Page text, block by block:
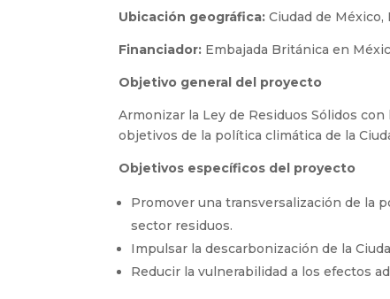
Ubicación geográfica:Ciudad de México,
Financiador: Embajada Británica en
Objetivo general del proyecto
Armonizar la Ley de Residuos Sólidos
objetivos de la política climática de la
Objetivos específicos del proyecto
Promover una transversalización de la
sector residuos.
Impulsar la descarbonización de la
Reducir la vulnerabilidad a los efectos